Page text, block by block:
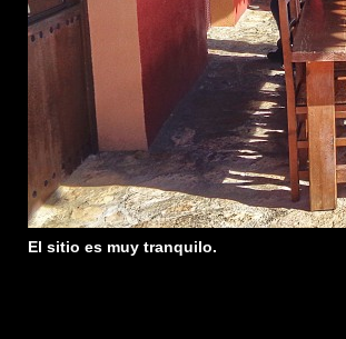
El sitio es muy tranquilo.